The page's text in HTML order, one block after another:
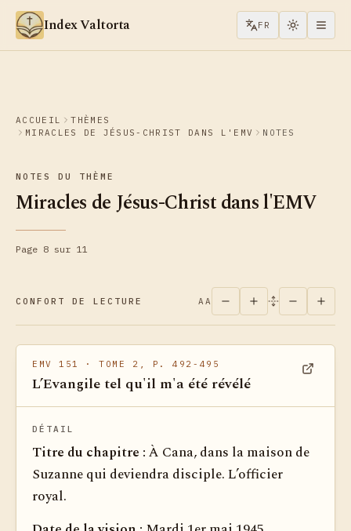
Aller au contenu
Index Valtorta FR
ACCUEIL
THÈMES
MIRACLES DE JÉSUS-CHRIST DANS L'EMV
NOTES
NOTES DU THÈME
Miracles de Jésus-Christ dans l'EMV
Page 8 sur 11
CONFORT DE LECTURE AA
EMV 151 · TOME 2, P. 492-495
L’Evangile tel qu'il m'a été révélé
DÉTAIL
Titre du chapitre :À Cana, dans la maison de
Suzanne qui deviendra disciple. L’officier
royal.